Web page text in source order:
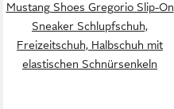
Mustang Shoes Gregorio Slip-On
Sneaker Schlupfschuh,
Freizeitschuh, Halbschuh mit
elastischen Schnürsenkeln